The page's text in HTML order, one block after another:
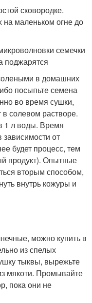
сковородке.
маленьком огне до
семечки
поджарятся
в домашних
посыпьте семена
во время сушки,
солевом растворе.
1 л воды. Время
от
будет процесс, тем
продукт). Опытные
вторым способом,
внутрь кожуры и
можно купить в
из спелых
тыквы, вырежьте
мякоти. Промывайте
пока они не